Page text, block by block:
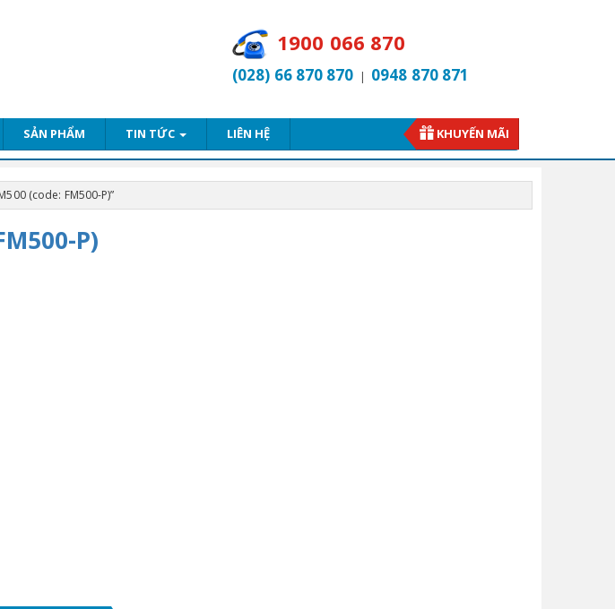
1900 066 870
(028) 66 870 870 | 0948 870 871
SẢN PHẨM TIN TỨC LIÊN HỆ KHUYẾN MÃI
(code: FM500-P)”
P)